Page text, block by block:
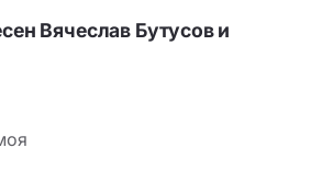
Вячеслав Бутусов и